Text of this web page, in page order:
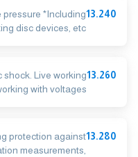
13.240
*Including
disc devices, etc.
13.260
Live working
with voltages
13.280
protection against
measurements,